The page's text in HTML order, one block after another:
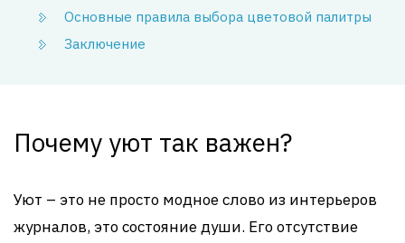
Основные правила выбора цветовой палитры
Заключение
Почему уют так важен?
Уют – это не просто модное слово из интерьеров
журналов, это состояние души. Его отсутствие